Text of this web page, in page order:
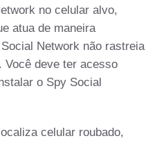
no celular alvo,
atua de maneira
Network não rastreia
Você deve ter acesso
o Spy Social
celular roubado,